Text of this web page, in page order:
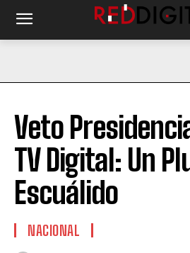
Veto
TV Digital: Un
Escuálido
NACIONAL